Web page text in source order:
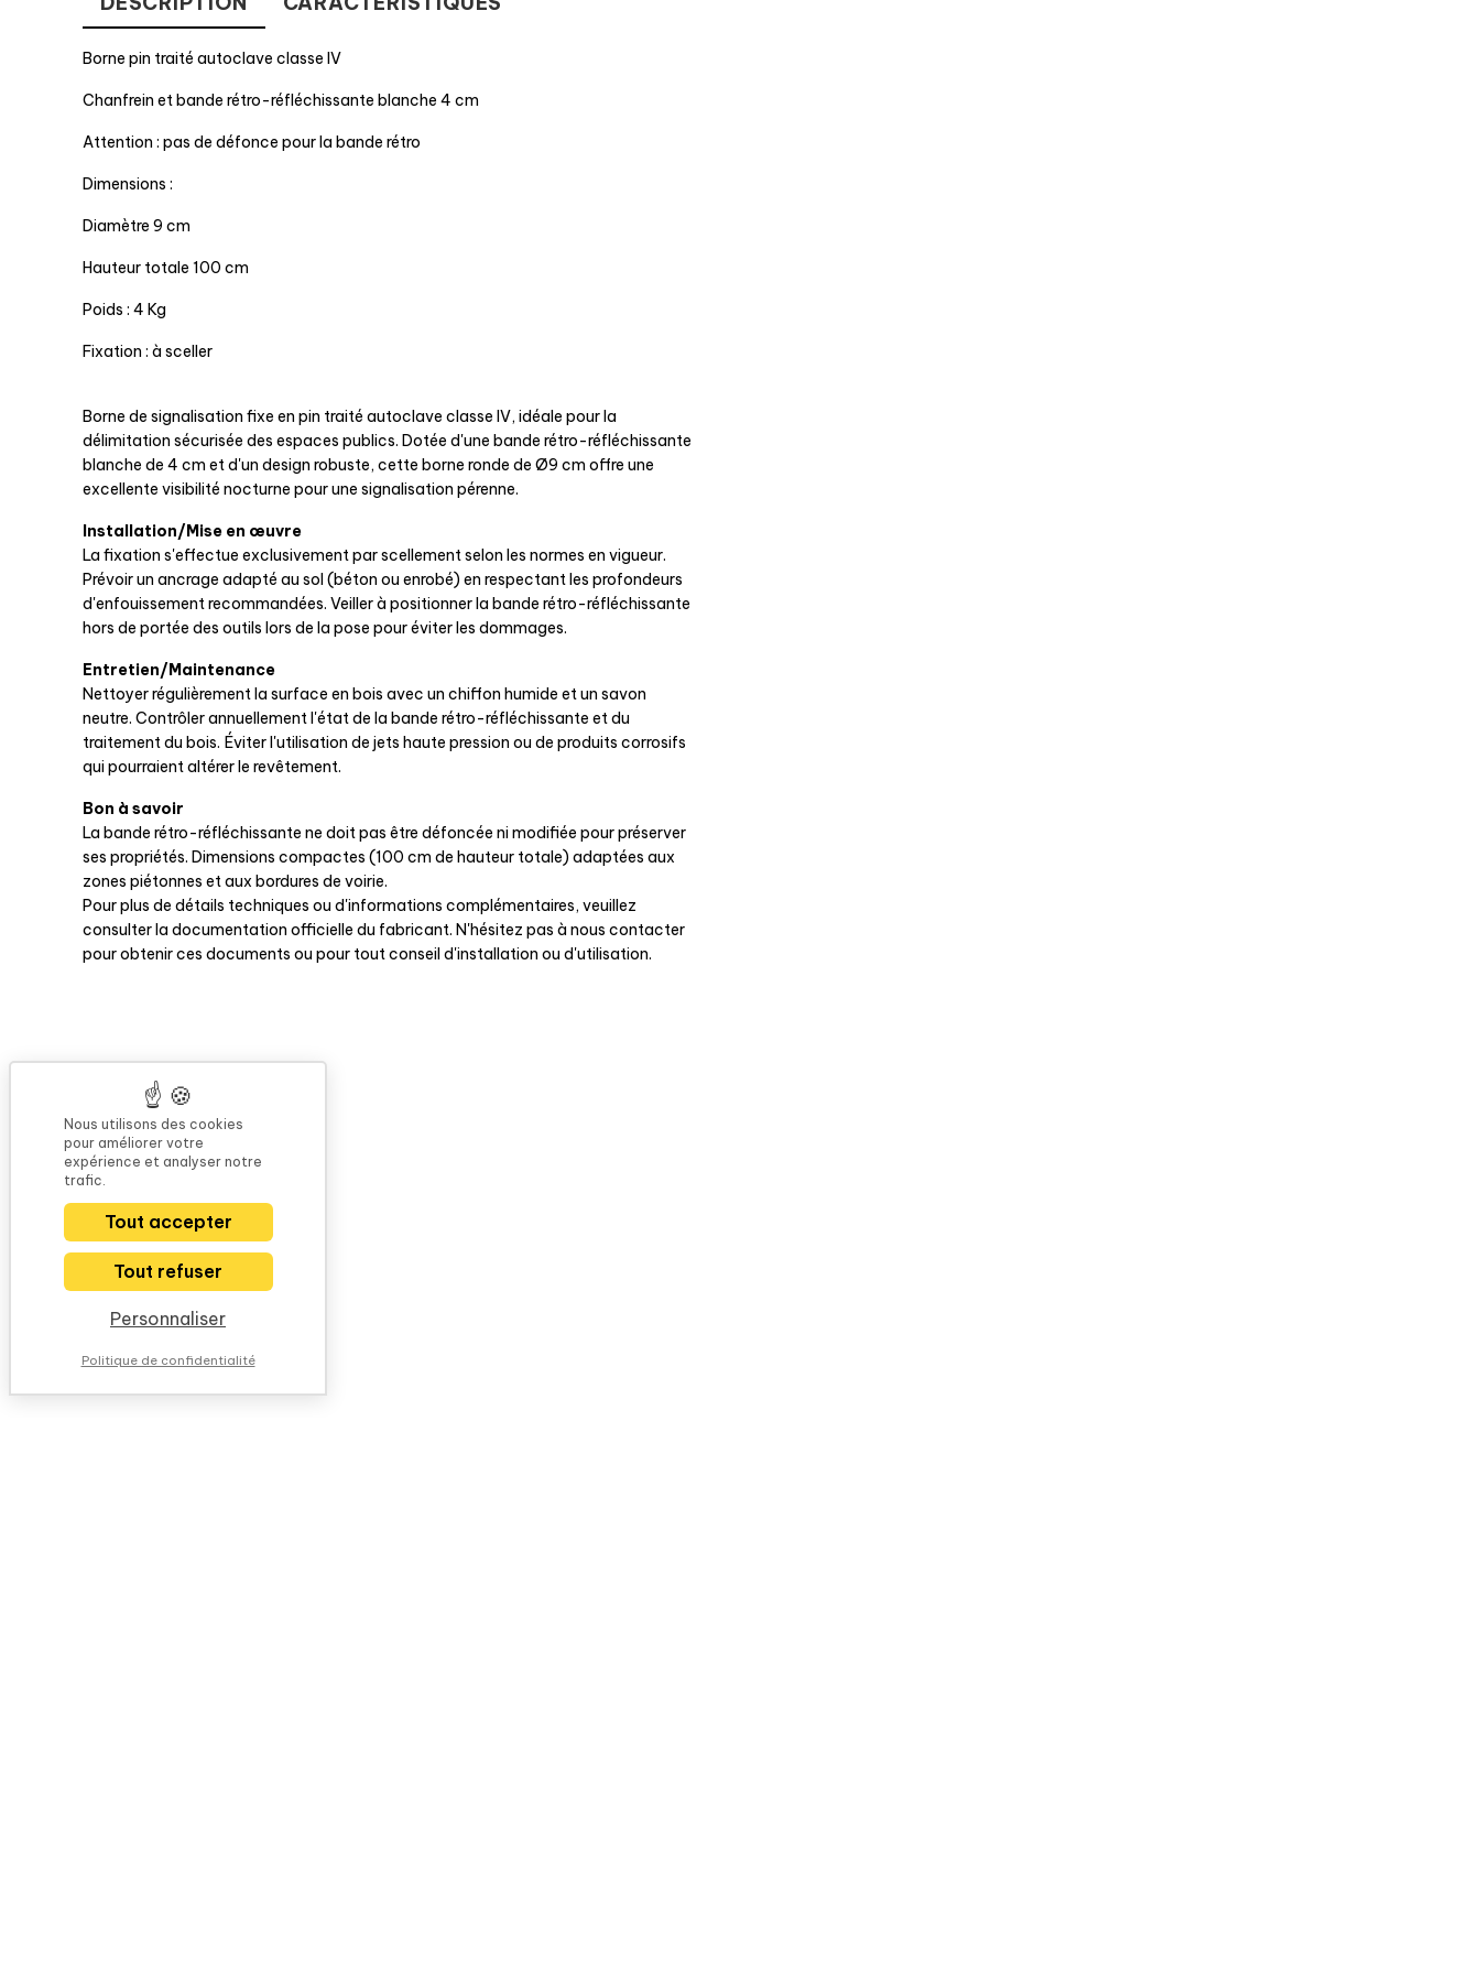
Borne pin traité autoclave classe IV
Chanfrein et bande rétro-réfléchissante blanche 4 cm
Attention : pas de défonce pour la bande rétro
Dimensions :
Diamètre 9 cm
Hauteur totale 100 cm
Poids : 4 Kg
Fixation : à sceller
Borne de signalisation fixe en pin traité autoclave classe IV, idéale pour la
délimitation sécurisée des espaces publics. Dotée d'une bande rétro-réfléchissante
blanche de 4 cm et d'un design robuste, cette borne ronde de Ø9 cm offre une
excellente visibilité nocturne pour une signalisation pérenne.
Installation/Mise en œuvre
La fixation s'effectue exclusivement par scellement selon les normes en vigueur.
Prévoir un ancrage adapté au sol (béton ou enrobé) en respectant les profondeurs
d'enfouissement recommandées. Veiller à positionner la bande rétro-réfléchissante
hors de portée des outils lors de la pose pour éviter les dommages.
Entretien/Maintenance
Nettoyer régulièrement la surface en bois avec un chiffon humide et un savon
neutre. Contrôler annuellement l'état de la bande rétro-réfléchissante et du
traitement du bois. Éviter l'utilisation de jets haute pression ou de produits corrosifs
qui pourraient altérer le revêtement.
Bon à savoir
La bande rétro-réfléchissante ne doit pas être défoncée ni modifiée pour préserver
ses propriétés. Dimensions compactes (100 cm de hauteur totale) adaptées aux
zones piétonnes et aux bordures de voirie.
Pour plus de détails techniques ou d'informations complémentaires, veuillez
consulter la documentation officielle du fabricant. N'hésitez pas à nous contacter
pour obtenir ces documents ou pour tout conseil d'installation ou d'utilisation.
Nous utilisons des cookies
pour améliorer votre
expérience et analyser notre
trafic.
Tout accepter
Tout refuser
Personnaliser
Politique de confidentialité